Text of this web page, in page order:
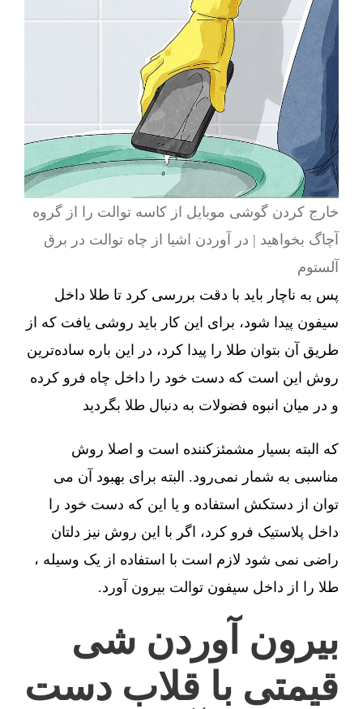
خارج کردن گوشی موبایل از کاسه توالت را از گروه
آچاگ بخواهید | در آوردن اشیا از چاه توالت در برق
آلستوم
پس به ناچار باید با دقت بررسی کرد تا طلا داخل
سیفون پیدا شود، برای این کار باید روشی یافت که از
طریق آن بتوان طلا را پیدا کرد، در این باره ساده‌ترین
روش این است که دست خود را داخل چاه فرو کرده
و در میان انبوه فضولات به دنبال طلا بگردید
که البته بسیار مشمئزکننده است و اصلا روش
مناسبی به شمار نمی‌رود. البته برای بهبود آن می
توان از دستکش استفاده و یا این که دست خود را
داخل پلاستیک فرو کرد، اگر با این روش نیز دلتان
راضی نمی شود لازم است با استفاده از یک وسیله ،
طلا را از داخل سیفون توالت بیرون آورد.
بیرون آوردن شی
قیمتی با قلاب دست